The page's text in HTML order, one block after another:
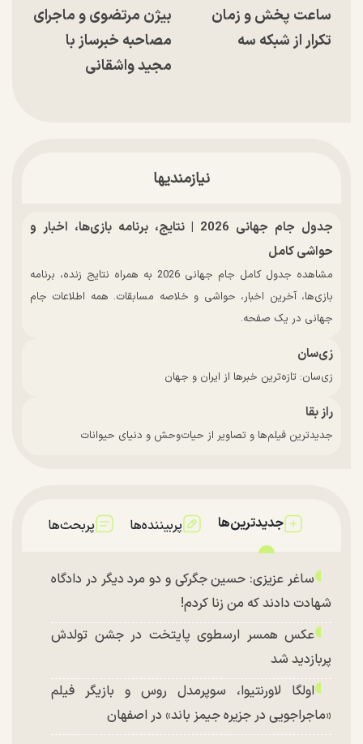
ساعت پخش و زمان
تکرار از شبکه سه
بیژن مرتضوی و ماجرای
مصاحبه خبرساز با
مجید واشقانی
نیازمندیها
جدول جام جهانی 2026 | نتایج، برنامه بازی‌ها، اخبار و
حواشی کامل
مشاهده جدول کامل جام جهانی 2026 به همراه نتایج زنده، برنامه
بازی‌ها، آخرین اخبار، حواشی و خلاصه مسابقات. همه اطلاعات جام
جهانی در یک صفحه.
زی‌سان
زی‌سان: تازه‌ترین خبرها از ایران و جهان
راز بقا
جدیدترین فیلم‌ها و تصاویر از حیات‌وحش و دنیای حیوانات
جدیدترین‌ها پربیننده‌ها پربحث‌ها
ساغر عزیزی: حسین جگرکی و دو مرد دیگر در دادگاه
شهادت دادند که من زنا کردم!
عکس همسر ارسطوی پایتخت در جشن تولدش
پربازدید شد
اولگا لاورنتیوا، سوپرمدل روس و بازیگر فیلم
«ماجراجویی در جزیره جیمز باند» در اصفهان